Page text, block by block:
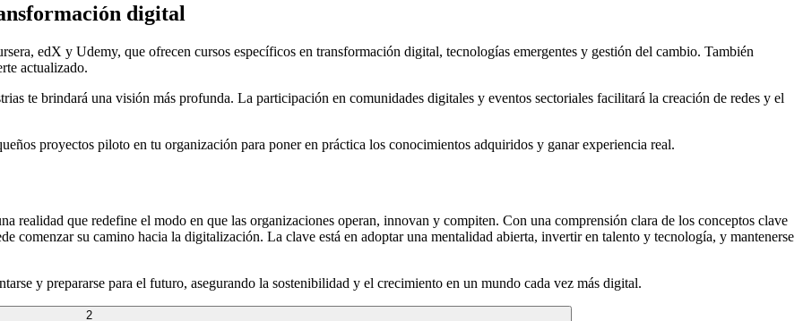
digital
edX y Udemy, que ofrecen cursos específicos en transformación digital, tecnologías emergentes y gestión del cambio. También
actualizado.
te brindará una visión más profunda. La participación en comunidades digitales y eventos sectoriales facilitará la creación de redes y el
proyectos piloto en tu organización para poner en práctica los conocimientos adquiridos y ganar experiencia real.
realidad que redefine el modo en que las organizaciones operan, innovan y compiten. Con una comprensión clara de los conceptos clave
comenzar su camino hacia la digitalización. La clave está en adoptar una mentalidad abierta, invertir en talento y tecnología, y mantenerse
y prepararse para el futuro, asegurando la sostenibilidad y el crecimiento en un mundo cada vez más digital.
2